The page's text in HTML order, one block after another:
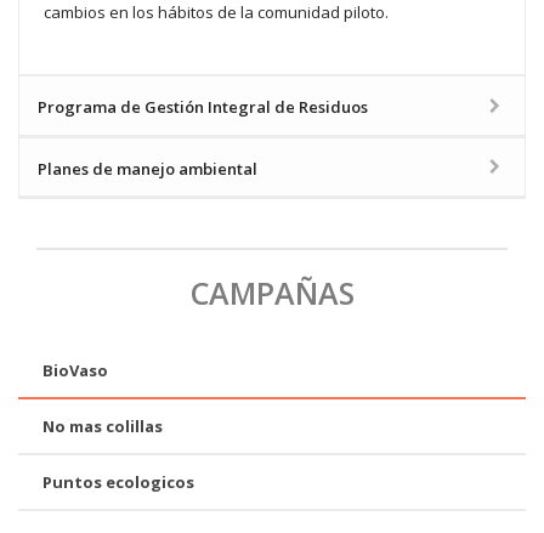
cambios en los hábitos de la comunidad piloto.
Programa de Gestión Integral de Residuos
Planes de manejo ambiental
CAMPAÑAS
BioVaso
No mas colillas
Puntos ecologicos